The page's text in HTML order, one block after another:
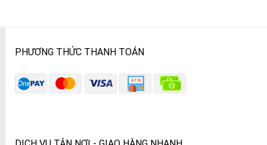
PHƯƠNG THỨC THANH TOÁN